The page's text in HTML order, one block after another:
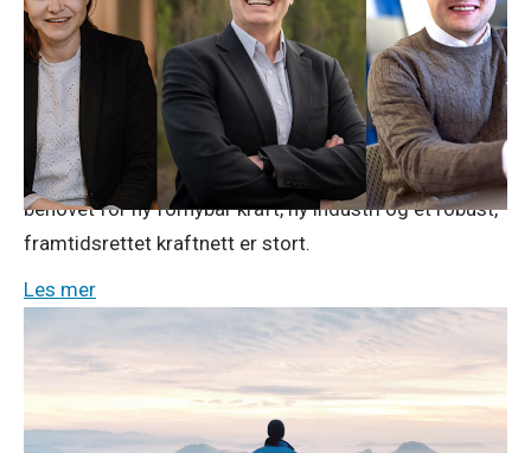
kraftløft i Finnmark
Nordkraft, SKS og NTE går sammen om videre
utvikling av vindkraft i Finnmark. Samarbeidet er et
felles løft og en tydelig ambisjon om å bidra til kraft-
og industriløftet for Finnmark, i en region hvor
behovet for ny fornybar kraft, ny industri og et robust,
framtidsrettet kraftnett er stort.
Les mer
23. april 2026
Årsresultat 2025: Solid NTE-resultat
tross lave kraftpriser